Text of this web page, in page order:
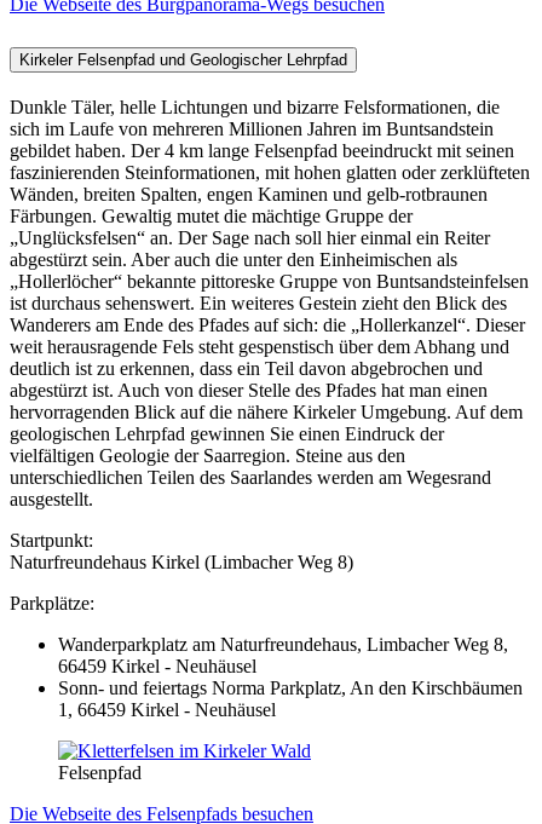
Kirkeler Felsenpfad und Geologischer Lehrpfad
Dunkle Täler, helle Lichtungen und bizarre Felsformationen, die
sich im Laufe von mehreren Millionen Jahren im Buntsandstein
gebildet haben. Der 4 km lange Felsenpfad beeindruckt mit seinen
faszinierenden Steinformationen, mit hohen glatten oder zerklüfteten
Wänden, breiten Spalten, engen Kaminen und gelb-rotbraunen
Färbungen. Gewaltig mutet die mächtige Gruppe der
„Unglücksfelsen“ an. Der Sage nach soll hier einmal ein Reiter
abgestürzt sein. Aber auch die unter den Einheimischen als
„Hollerlöcher“ bekannte pittoreske Gruppe von Buntsandsteinfelsen
ist durchaus sehenswert. Ein weiteres Gestein zieht den Blick des
Wanderers am Ende des Pfades auf sich: die „Hollerkanzel“. Dieser
weit herausragende Fels steht gespenstisch über dem Abhang und
deutlich ist zu erkennen, dass ein Teil davon abgebrochen und
abgestürzt ist. Auch von dieser Stelle des Pfades hat man einen
hervorragenden Blick auf die nähere Kirkeler Umgebung. Auf dem
geologischen Lehrpfad gewinnen Sie einen Eindruck der
vielfältigen Geologie der Saarregion. Steine aus den
unterschiedlichen Teilen des Saarlandes werden am Wegesrand
ausgestellt.
Startpunkt:
Naturfreundehaus Kirkel (Limbacher Weg 8)
Parkplätze:
Wanderparkplatz am Naturfreundehaus, Limbacher Weg 8,
66459 Kirkel - Neuhäusel
Sonn- und feiertags Norma Parkplatz, An den Kirschbäumen
1, 66459 Kirkel - Neuhäusel
Felsenpfad
Die Webseite des Felsenpfads besuchen